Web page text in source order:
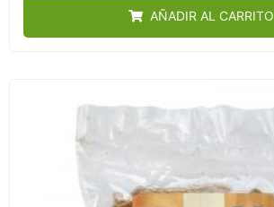
5
AÑADIR AL CARRITO